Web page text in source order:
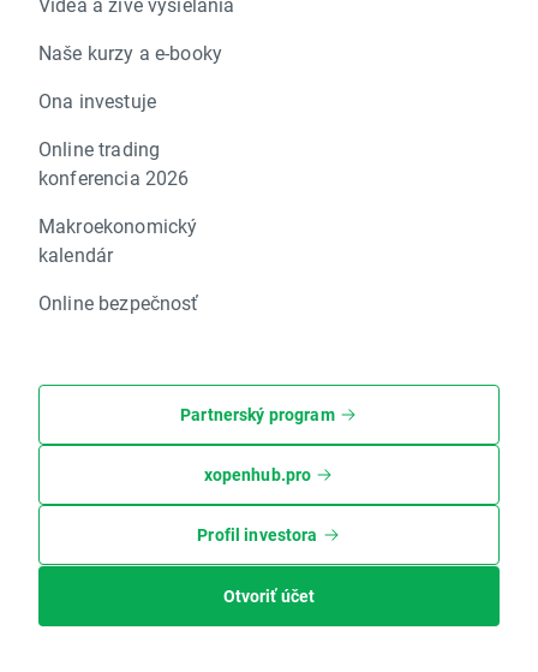
Naše kurzy a e-booky
Ona investuje
Online trading
konferencia 2026
Makroekonomický
kalendár
Online bezpečnosť
Partnerský program
xopenhub.pro
Profil investora
Otvoriť účet